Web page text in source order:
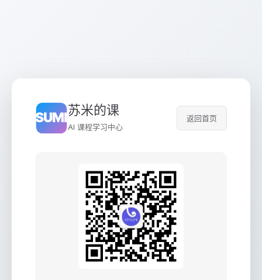
苏米的课
AI 课程学习中心
返回首页